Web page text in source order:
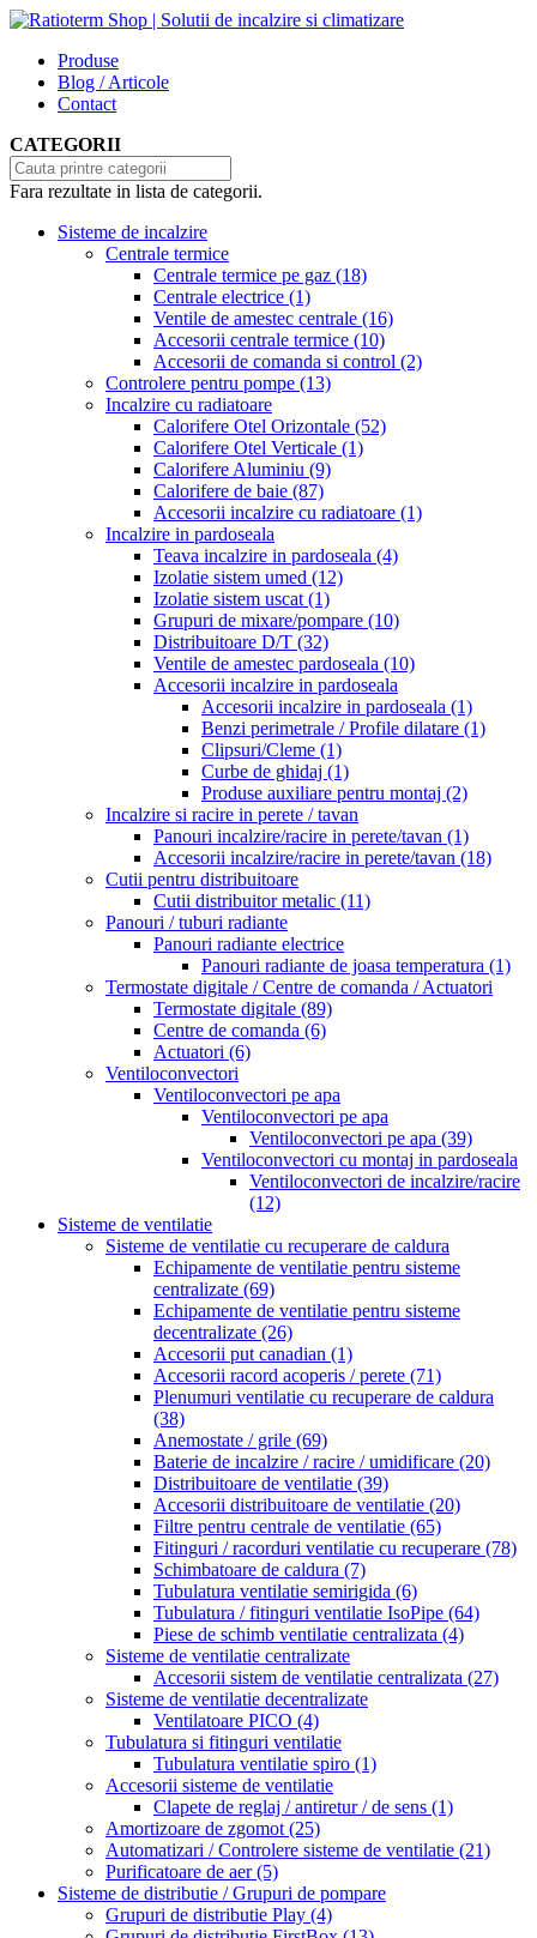
Produse
Blog / Articole
Contact
CATEGORII
Fara rezultate in lista de categorii.
Sisteme de incalzire
Centrale termice
Centrale termice pe gaz (18)
Centrale electrice (1)
Ventile de amestec centrale (16)
Accesorii centrale termice (10)
Accesorii de comanda si control (2)
Controlere pentru pompe (13)
Incalzire cu radiatoare
Calorifere Otel Orizontale (52)
Calorifere Otel Verticale (1)
Calorifere Aluminiu (9)
Calorifere de baie (87)
Accesorii incalzire cu radiatoare (1)
Incalzire in pardoseala
Teava incalzire in pardoseala (4)
Izolatie sistem umed (12)
Izolatie sistem uscat (1)
Grupuri de mixare/pompare (10)
Distribuitoare D/T (32)
Ventile de amestec pardoseala (10)
Accesorii incalzire in pardoseala
Accesorii incalzire in pardoseala (1)
Benzi perimetrale / Profile dilatare (1)
Clipsuri/Cleme (1)
Curbe de ghidaj (1)
Produse auxiliare pentru montaj (2)
Incalzire si racire in perete / tavan
Panouri incalzire/racire in perete/tavan (1)
Accesorii incalzire/racire in perete/tavan (18)
Cutii pentru distribuitoare
Cutii distribuitor metalic (11)
Panouri / tuburi radiante
Panouri radiante electrice
Panouri radiante de joasa temperatura (1)
Termostate digitale / Centre de comanda / Actuatori
Termostate digitale (89)
Centre de comanda (6)
Actuatori (6)
Ventiloconvectori
Ventiloconvectori pe apa
Ventiloconvectori pe apa
Ventiloconvectori pe apa (39)
Ventiloconvectori cu montaj in pardoseala
Ventiloconvectori de incalzire/racire
(12)
Sisteme de ventilatie
Sisteme de ventilatie cu recuperare de caldura
Echipamente de ventilatie pentru sisteme
centralizate (69)
Echipamente de ventilatie pentru sisteme
decentralizate (26)
Accesorii put canadian (1)
Accesorii racord acoperis / perete (71)
Plenumuri ventilatie cu recuperare de caldura
(38)
Anemostate / grile (69)
Baterie de incalzire / racire / umidificare (20)
Distribuitoare de ventilatie (39)
Accesorii distribuitoare de ventilatie (20)
Filtre pentru centrale de ventilatie (65)
Fitinguri / racorduri ventilatie cu recuperare (78)
Schimbatoare de caldura (7)
Tubulatura ventilatie semirigida (6)
Tubulatura / fitinguri ventilatie IsoPipe (64)
Piese de schimb ventilatie centralizata (4)
Sisteme de ventilatie centralizate
Accesorii sistem de ventilatie centralizata (27)
Sisteme de ventilatie decentralizate
Ventilatoare PICO (4)
Tubulatura si fitinguri ventilatie
Tubulatura ventilatie spiro (1)
Accesorii sisteme de ventilatie
Clapete de reglaj / antiretur / de sens (1)
Amortizoare de zgomot (25)
Automatizari / Controlere sisteme de ventilatie (21)
Purificatoare de aer(5)
Sisteme de distributie / Grupuri de pompare
Grupuri de distributie Play (4)